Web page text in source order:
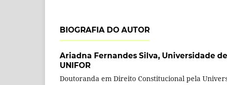
BIOGRAFIA DO AUTOR
Ariadna Fernandes Silva, Universidade
UNIFOR
Doutoranda em Direito Constitucional pela